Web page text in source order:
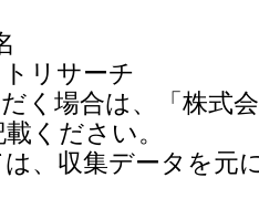
リサーチ
く場合は、「株式
ください。
、収集データを元